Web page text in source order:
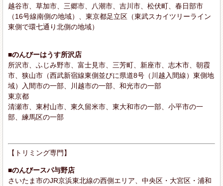
越谷市、草加市、三郷市、八潮市、吉川市、松伏町、春日部市
（16号線南側の地域）、東京都足立区（東武スカイツリーライン
東側で環七通り北側の地域）
■のんびーはうす所沢店
所沢市、ふじみ野市、富士見市、三芳町、新座市、志木市、朝霞
市、狭山市（西武新宿線東側並びに県道8号（川越入間線）東側地
域）入間市の一部、川越市の一部、和光市の一部
東京都
清瀬市、東村山市、東久留米市、東大和市の一部、小平市の一
部、練馬区の一部
【トリミング専門】
■のんびースパ与野店
さいたま市のJR京浜東北線の西側エリア、中央区・大宮区・浦和